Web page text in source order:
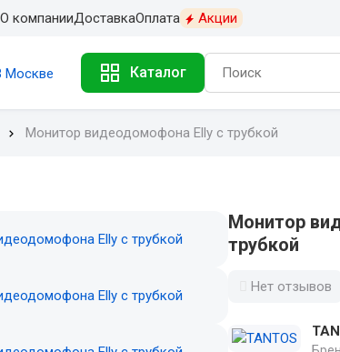
О компанииДоставкаОплата Акции
Москве Каталог
Монитор видеодомофона Elly с трубкой
Монитор
трубкой
Нет отзывов